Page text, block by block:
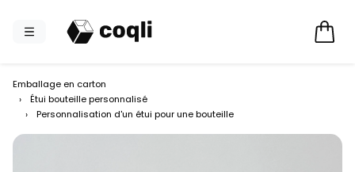
Emballage en carton
›
Étui bouteille personnalisé
›
Personnalisation d'un étui pour une bouteille